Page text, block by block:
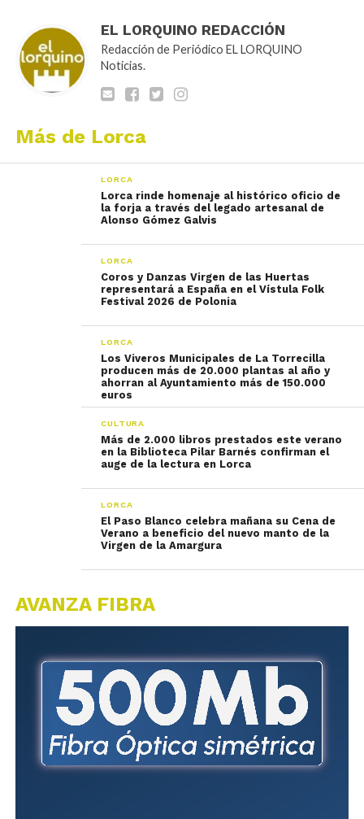
EL LORQUINO REDACCIÓN
Redacción de Periódico EL LORQUINO
Noticias.
Más de Lorca
LORCA
Lorca rinde homenaje al histórico oficio de
la forja a través del legado artesanal de
Alonso Gómez Galvis
LORCA
Coros y Danzas Virgen de las Huertas
representará a España en el Vístula Folk
Festival 2026 de Polonia
LORCA
Los Viveros Municipales de La Torrecilla
producen más de 20.000 plantas al año y
ahorran al Ayuntamiento más de 150.000
euros
CULTURA
Más de 2.000 libros prestados este verano
en la Biblioteca Pilar Barnés confirman el
auge de la lectura en Lorca
LORCA
El Paso Blanco celebra mañana su Cena de
Verano a beneficio del nuevo manto de la
Virgen de la Amargura
AVANZA FIBRA